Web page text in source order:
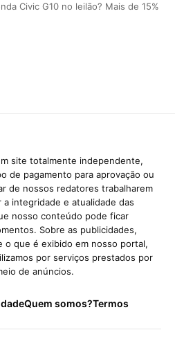
Civic G10 no leilão? Mais de 15%
site totalmente independente,
de pagamento para aprovação ou
de nossos redatores trabalharem
integridade e atualidade das
nosso conteúdo pode ficar
Sobre as publicidades,
o que é exibido em nosso portal,
por serviços prestados por
de anúncios.
Quem somos?Termos